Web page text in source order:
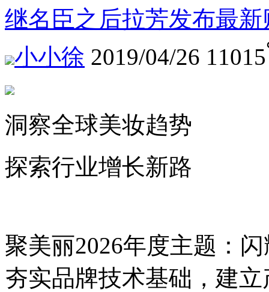
继名臣之后拉芳发布最
小小徐 2019/04/26 11015
洞察全球美妆趋势
探索行业增长新路
聚美丽2026年度主题：
夯实品牌技术基础，建